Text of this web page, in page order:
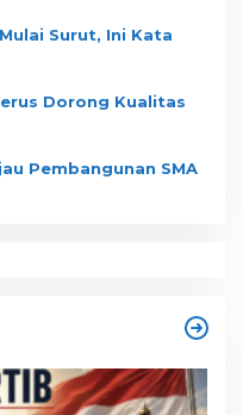
Surut, Ini Kata
Dorong Kualitas
Pembangunan SMA